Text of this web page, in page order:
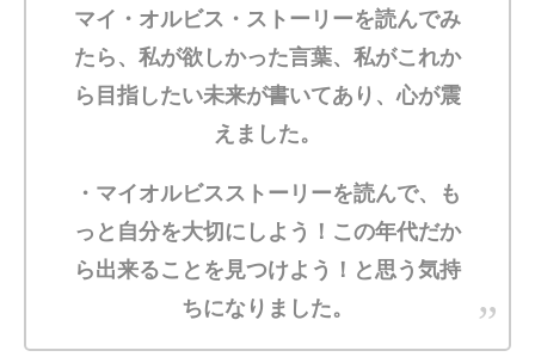
マイ・オルビス・ストーリーを読んでみ
たら、私が欲しかった言葉、私がこれか
ら目指したい未来が書いてあり、心が震
えました。
・マイオルビスストーリーを読んで、も
っと自分を大切にしよう！この年代だか
ら出来ることを見つけよう！と思う気持
ちになりました。